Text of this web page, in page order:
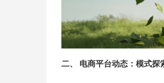
二、 电商平台动态：模式探